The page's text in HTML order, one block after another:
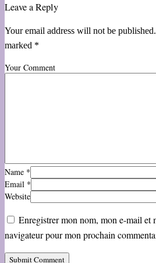
Leave a Reply
Your email address will not be
marked *
Your Comment
Name *
Email *
Website
Enregistrer mon nom, mon e-mail et
navigateur pour mon prochain